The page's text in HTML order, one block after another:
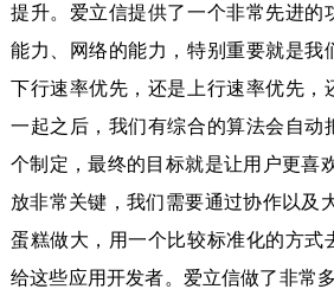
提升。爱立信提供了一个非常先进的
能力、网络的能力，特别重要就是我
下行速率优先，还是上行速率优先，
一起之后，我们有综合的算法会自动
个制定，最终的目标就是让用户更喜
放非常关键，我们需要通过协作以及
蛋糕做大，用一个比较标准化的方式
给这些应用开发者。爱立信做了非常